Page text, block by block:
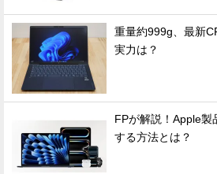
重量約999g、最新
実力は？
FPが解説！Apple製
する方法とは？